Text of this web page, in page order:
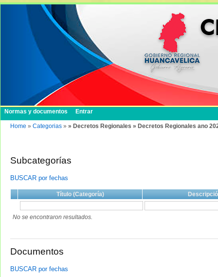
Normas y documentos Entrar
Home » Categorias » » Decretos Regionales » Decretos Regionales ano
Subcategorías
BUSCAR por fechas
Título (Categoría)
No se encontraron resultados.
Documentos
BUSCAR por fechas